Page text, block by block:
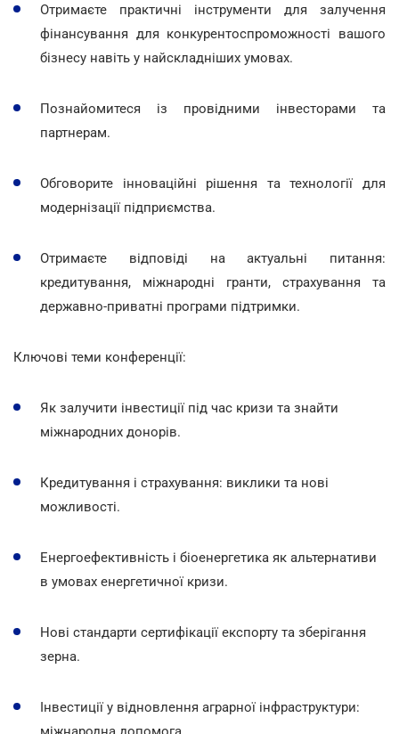
Отримаєте практичні інструменти для залучення
фінансування для конкурентоспроможності вашого
бізнесу навіть у найскладніших умовах.
Познайомитеся із провідними інвесторами та
партнерам.
Обговорите інноваційні рішення та технології для
модернізації підприємства.
Отримаєте відповіді на актуальні питання:
кредитування, міжнародні гранти, страхування та
державно-приватні програми підтримки.
Ключові теми конференції:
Як залучити інвестиції під час кризи та знайти
міжнародних донорів.
Кредитування і страхування: виклики та нові
можливості.
Енергоефективність і біоенергетика як альтернативи
в умовах енергетичної кризи.
Нові стандарти сертифікації експорту та зберігання
зерна.
Інвестиції у відновлення аграрної інфраструктури: